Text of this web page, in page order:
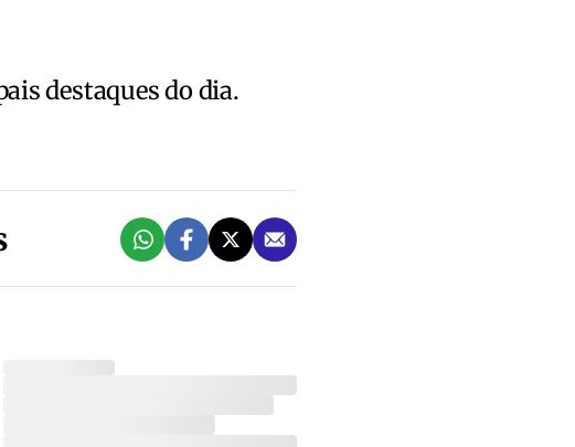
destaques do dia.